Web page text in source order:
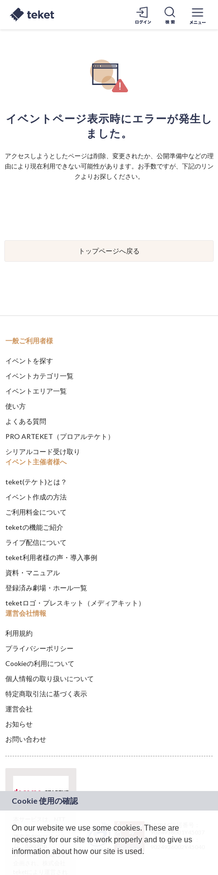
イベントページ表示時にエラーが発生し
ました。
アクセスしようとしたページは削除、変更されたか、公開準備中などの理
由により現在利用できない可能性があります。お手数ですが、下記のリン
クよりお探しください。
トップページへ戻る
一般ご利用者様
イベントを探す
イベントカテゴリ一覧
イベントエリア一覧
使い方
よくある質問
PRO ARTEKET（プロアルテケト）
シリアルコード受け取り
イベント主催者様へ
teket(テケト)とは？
イベント作成の方法
ご利用料金について
teketの機能ご紹介
ライブ配信について
teket利用者様の声・導入事例
資料・マニュアル
登録済み劇場・ホール一覧
teketロゴ・プレスキット（メディアキット）
運営会社情報
利用規約
プライバシーポリシー
Cookieの利用について
個人情報の取り扱いについて
特定商取引法に基づく表示
運営会社
お知らせ
お問い合わせ
ドコモグループの新
規事業創出プログラ
ム「docomo
STARTUP」を通じて
JASRAC許諾番号：
9024936001Y45037
JASRAC許諾番号：
On our website we use some cookies. These are
necessary for our site to work properly and to give us
information about how our site is used.